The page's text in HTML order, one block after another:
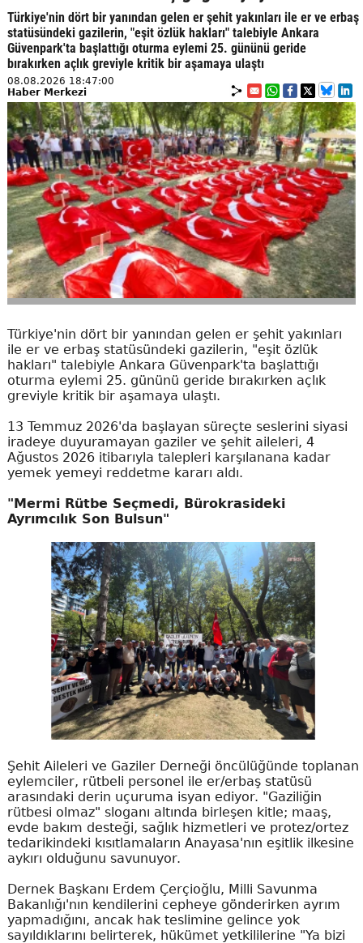
Türkiye'nin dört bir yanından gelen er şehit yakınları ile er ve erbaş
statüsündeki gazilerin, "eşit özlük hakları" talebiyle Ankara
Güvenpark'ta başlattığı oturma eylemi 25. gününü geride
bırakırken açlık greviyle kritik bir aşamaya ulaştı
08.08.2026 18:47:00
Haber Merkezi
Türkiye'nin dört bir yanından gelen er şehit yakınları
ile er ve erbaş statüsündeki gazilerin, "eşit özlük
hakları" talebiyle Ankara Güvenpark'ta başlattığı
oturma eylemi 25. gününü geride bırakırken açlık
greviyle kritik bir aşamaya ulaştı.
13 Temmuz 2026'da başlayan süreçte seslerini siyasi
iradeye duyuramayan gaziler ve şehit aileleri, 4
Ağustos 2026 itibarıyla talepleri karşılanana kadar
yemek yemeyi reddetme kararı aldı.
"Mermi Rütbe Seçmedi, Bürokrasideki
Ayrımcılık Son Bulsun"
Şehit Aileleri ve Gaziler Derneği öncülüğünde toplanan
eylemciler, rütbeli personel ile er/erbaş statüsü
arasındaki derin uçuruma isyan ediyor. "Gaziliğin
rütbesi olmaz" sloganı altında birleşen kitle; maaş,
evde bakım desteği, sağlık hizmetleri ve protez/ortez
tedarikindeki kısıtlamaların Anayasa'nın eşitlik ilkesine
aykırı olduğunu savunuyor.
Dernek Başkanı Erdem Çerçioğlu, Milli Savunma
Bakanlığı'nın kendilerini cepheye gönderirken ayrım
yapmadığını, ancak hak teslimine gelince yok
sayıldıklarını belirterek, hükümet yetkililerine "Ya bizi